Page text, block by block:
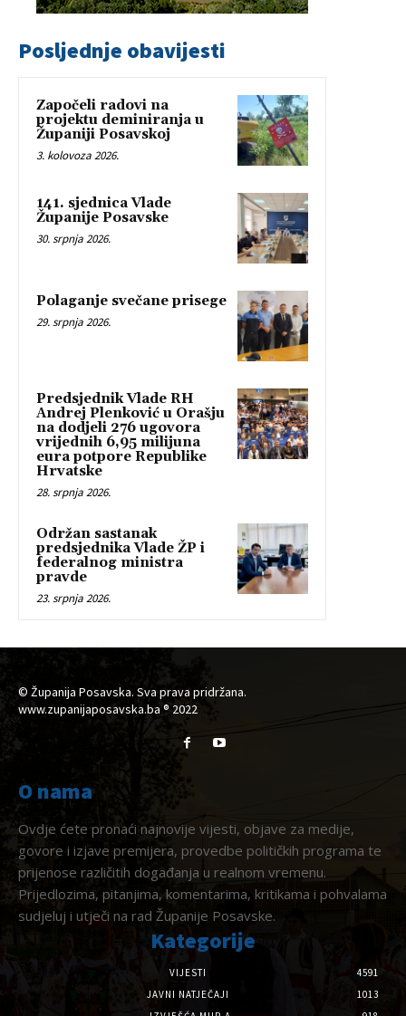
Posljednje obavijesti
Započeli radovi na
projektu deminiranja u
Županiji Posavskoj
3. kolovoza 2026.
141. sjednica Vlade
Županije Posavske
30. srpnja 2026.
Polaganje svečane prisege
29. srpnja 2026.
Predsjednik Vlade RH
Andrej Plenković u Orašju
na dodjeli 276 ugovora
vrijednih 6,95 milijuna
eura potpore Republike
Hrvatske
28. srpnja 2026.
Održan sastanak
predsjednika Vlade ŽP i
federalnog ministra
pravde
23. srpnja 2026.
© Županija Posavska. Sva prava pridržana.
www.zupanijaposavska.ba ® 2022
O nama
Ovdje ćete pronaći najnovije vijesti, objave za medije,
govore i izjave premijera, provedbe političkih programa te
prijenose različitih događanja u realnom vremenu.
Prijedlozima, pitanjima, komentarima, kritikama i pohvalama
sudjeluj i utječi na rad Županije Posavske.
Kategorije
VIJESTI
4591
JAVNI NATJEČAJI
1013